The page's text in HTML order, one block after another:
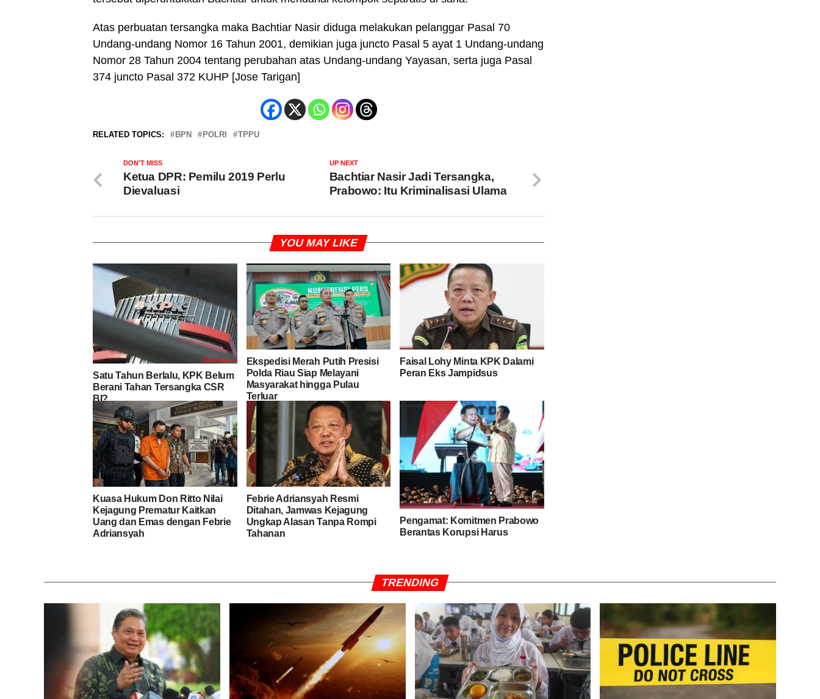
Atas perbuatan tersangka maka Bachtiar Nasir diduga melakukan pelanggar Pasal 70
Undang-undang Nomor 16 Tahun 2001, demikian juga juncto Pasal 5 ayat 1 Undang-undang
Nomor 28 Tahun 2004 tentang perubahan atas Undang-undang Yayasan, serta juga Pasal
374 juncto Pasal 372 KUHP [Jose Tarigan]
RELATED TOPICS: BPN POLRI TPPU
UP NEXT
Bachtiar Nasir Jadi Tersangka,
Prabowo: Itu Kriminalisasi Ulama
DON'T MISS
Ketua DPR: Pemilu 2019 Perlu
Dievaluasi
YOU MAY LIKE
Satu Tahun Berlalu, KPK Belum
Berani Tahan Tersangka CSR
BI?
Ekspedisi Merah Putih Presisi
Polda Riau Siap Melayani
Masyarakat hingga Pulau
Terluar
Faisal Lohy Minta KPK Dalami
Peran Eks Jampidsus
Kuasa Hukum Don Ritto Nilai
Kejagung Prematur Kaitkan
Uang dan Emas dengan Febrie
Adriansyah
Febrie Adriansyah Resmi
Ditahan, Jamwas Kejagung
Ungkap Alasan Tanpa Rompi
Tahanan
Pengamat: Komitmen Prabowo
Berantas Korupsi Harus
TRENDING